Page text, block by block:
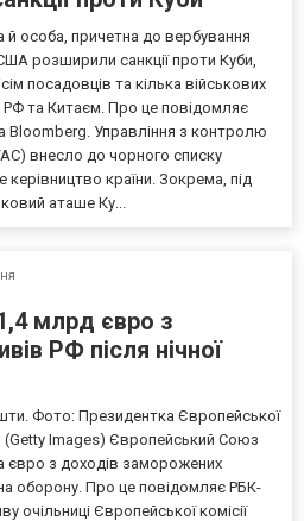
й особа, причетна до вербування
розширили санкції проти Куби,
посадовців та кілька військових
РФ та Китаєм. Про це повідомляє
Bloomberg. Управління з контролю
внесло до чорного списку
керівництво країни. Зокрема, під
аташе Ку...
млрд євро з
РФ після нічної
Фото: Президентка Європейської
(Getty Images) Європейський Союз
євро з доходів заморожених
на оборону. Про це повідомляє РБК-
очільниці Європейської комісії